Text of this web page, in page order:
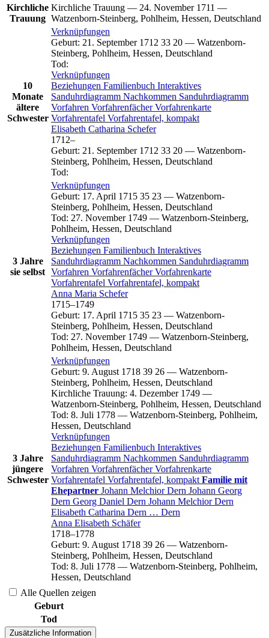
Kirchliche
Trauung
Kirchliche Trauung — 24. November 1711 —
Watzenborn-Steinberg, Pohlheim, Hessen, Deutschland
10
Monate
ältere
Schwester
Verknüpfungen
Geburt: 21. September 1712 33 20 — Watzenborn-
Steinberg, Pohlheim, Hessen, Deutschland
Tod:
Verknüpfungen
Beziehungen Familienbuch Interaktives
Sanduhrdiagramm Nachkommen Sanduhrdiagramm
Vorfahren VorfahrenfächerVorfahrenkarte
Vorfahrentafel Vorfahrentafel, kompakt
Elisabeth Catharina Schefer
1712–
Geburt: 21. September 1712 33 20 — Watzenborn-
Steinberg, Pohlheim, Hessen, Deutschland
Tod:
3 Jahre
sie selbst
Verknüpfungen
Geburt: 17. April 1715 35 23 — Watzenborn-
Steinberg, Pohlheim, Hessen, Deutschland
Tod: 27. November 1749 — Watzenborn-Steinberg,
Pohlheim, Hessen, Deutschland
Verknüpfungen
Beziehungen Familienbuch Interaktives
Sanduhrdiagramm Nachkommen Sanduhrdiagramm
Vorfahren VorfahrenfächerVorfahrenkarte
Vorfahrentafel Vorfahrentafel, kompakt
Anna Maria Schefer
1715–1749
Geburt: 17. April 1715 35 23 — Watzenborn-
Steinberg, Pohlheim, Hessen, Deutschland
Tod: 27. November 1749 — Watzenborn-Steinberg,
Pohlheim, Hessen, Deutschland
3 Jahre
jüngere
Schwester
Verknüpfungen
Geburt: 9. August 1718 39 26 — Watzenborn-
Steinberg, Pohlheim, Hessen, Deutschland
Kirchliche Trauung: 4. Dezember 1749 —
Watzenborn-Steinberg, Pohlheim, Hessen, Deutschland
Tod: 8. Juli 1778 — Watzenborn-Steinberg, Pohlheim,
Hessen, Deutschland
Verknüpfungen
Beziehungen Familienbuch Interaktives
Sanduhrdiagramm Nachkommen Sanduhrdiagramm
Vorfahren VorfahrenfächerVorfahrenkarte
Vorfahrentafel Vorfahrentafel, kompakt Familie mit
Ehepartner Johann MelchiorDern Johann Georg
Dern Georg Daniel Dern Johann MelchiorDern
Elisabeth Catharina Dern … Dern
Anna Elisabeth Schäfer
1718–1778
Geburt: 9. August 1718 39 26 — Watzenborn-
Steinberg, Pohlheim, Hessen, Deutschland
Tod: 8. Juli 1778 — Watzenborn-Steinberg, Pohlheim,
Hessen, Deutschland
Alle Quellen zeigen
Geburt
Tod
Zusätzliche Information